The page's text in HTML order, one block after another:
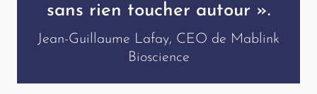
sans rien toucher autour ».
Jean-Guillaume Lafay, CEO de Mablink
Bioscience